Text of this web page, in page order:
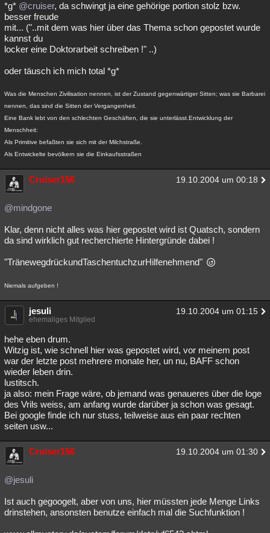
*g* @cruiser, da schwingt ja eine gehörige portion stolz bzw.
besser freude
mit... ("..mit dem was hier über das Thema schon gepostet wurde
kannst du
locker eine Doktorarbeit schreiben !" ..)
oder täusch ich mich total *g*
Was die Menschen Zivilisation nennen, ist der Zustand gegenwärtiger Sitten; was sie Barbarei
nennen, das sind die Sitten der Vergangenheit.
Eine Bank lebt von den schlechten Geschäften, die sie unterlässt.Entwicklung der
Menschheit:
Als Primitive befaßten sie sich mit der Milchstraße.
Als Entwickelte bevölkern sie die Einkaufsstraßen
Cruiser156 19.10.2004 um 00:18
@mindgone
Klar, denn nicht alles was hier gepostet wird ist Quatsch, sondern
da sind wirklich gut recherchierte Hintergründe dabei !
"TränewegdrückundTaschentuchzurHilfenehmend"
Niemals aufgeben !
jesuli 19.10.2004 um 01:15
ehemaliges Mitglied
hehe eben drum.
Witzig ist, wie schnell hier was gepostet wird, vor meinem post
war der letzte post mehrere monate her, un nu, BAFF schon
wieder leben drin.
lustitsch.
ja also: mein Frage wäre, ob jemand was genaueres über die loge
des Vrils weiss, am anfang wurde darüber ja schon was gesagt.
Bei google finde ich nur stuss, teilweise aus ein paar rechten
seiten usw...
Cruiser156 19.10.2004 um 01:30
@jesuli
Ist auch gegoogelt, aber von uns, hier müssten jede Menge Links
drinstehen, ansonsten benutze einfach mal die Suchfunktion !